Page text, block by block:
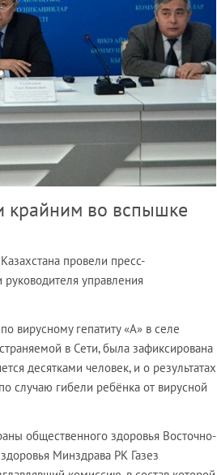
крайним во вспышке
провели пресс-
управления
вирусному гепатиту «А» в селе
в Сети, была зафиксирована
десятками человек, и о результатах
случаю гибели ребёнка от вирусной
общественного здоровья Восточно-
Минздрава РК Газез